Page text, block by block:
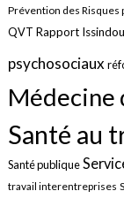
Prévention des Risques
QVT Rapport Issindou
psychosociaux
Médecine
Santé au
Santé publique
travail interentreprises